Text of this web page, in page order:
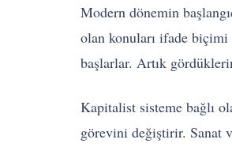
Modern dönemin
olan konuları ifade biçimi
başlarlar. Artık
Kapitalist sisteme bağlı
görevini değiştirir. Sanat